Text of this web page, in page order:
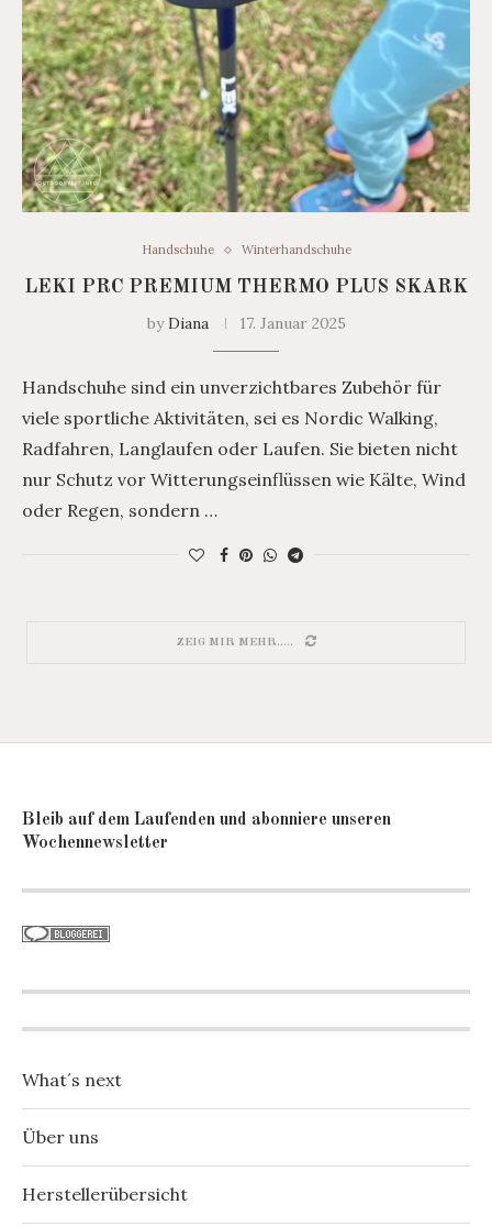
Handschuhe Winterhandschuhe
LEKI PRC PREMIUM THERMO PLUS SKARK
byDiana 17. Januar 2025
Handschuhe sind ein unverzichtbares Zubehör für
viele sportliche Aktivitäten, sei es Nordic Walking,
Radfahren, Langlaufen oder Laufen. Sie bieten nicht
nur Schutz vor Witterungseinflüssen wie Kälte, Wind
oder Regen, sondern …
ZEIG MIR MEHR.....
Bleib auf dem Laufenden und abonniere unseren
Wochennewsletter
What´s next
Über uns
Herstellerübersicht